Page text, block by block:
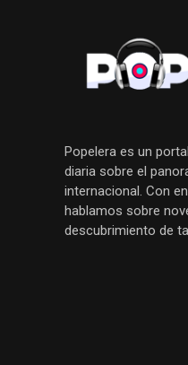
Popelera es un
diaria sobre el
internacional. Con
hablamos sobre
descubrimiento de